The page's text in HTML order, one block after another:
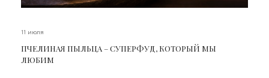
11 июля
ПЧЕЛИНАЯ ПЫЛЬЦА – СУПЕРФУД, КОТОРЫЙ МЫ
ЛЮБИМ